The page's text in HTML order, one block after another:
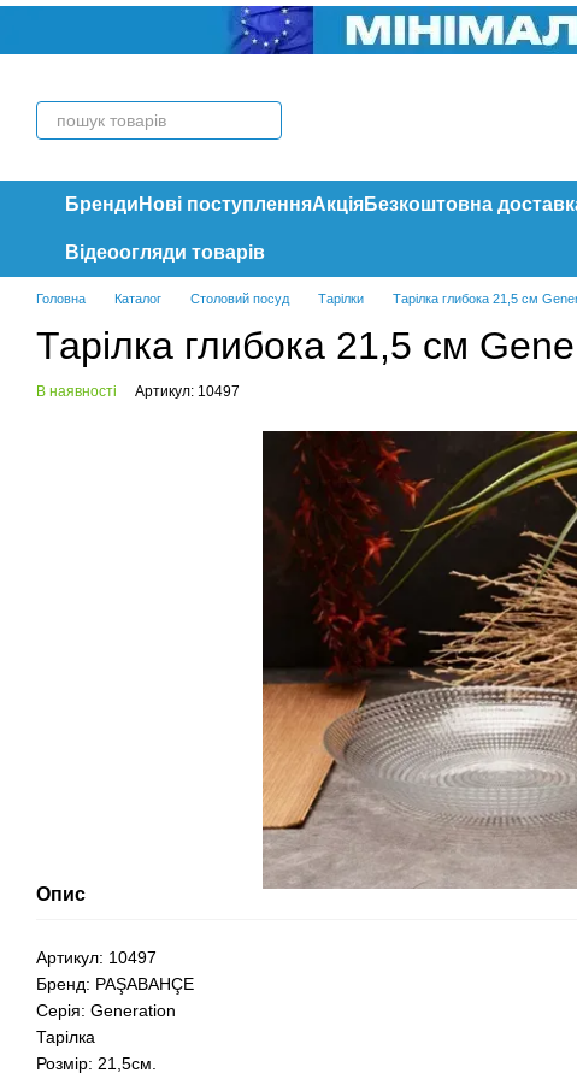
Перейти до основного контенту
Бренди Нові поступленняАкціяБезкоштовна
Відеоогляди товарів
Головна Каталог Столовий посуд Тарілки Тарілка глибока 21,5 см
Тарілка глибока 21,5 см
В наявності Артикул: 10497
Опис
Артикул: 10497
Бренд: PAŞABAHÇE
Серія: Generation
Тарілка
Розмір: 21,5см.